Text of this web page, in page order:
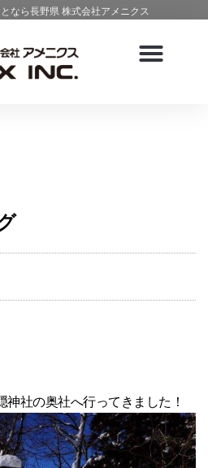
なら長野県 株式会社アメニクス
社の奥社へ行ってきました！